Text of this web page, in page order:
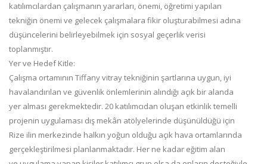
katılımcılardan çalışmanın yararları, önemi, öğretimi yapılan
tekniğin önemi ve gelecek çalışmalara fikir oluşturabilmesi adına
düşüncelerini belirleyebilmek için sosyal geçerlik verisi
toplanmıştır.
Yer ve Hedef Kitle:
Çalışma ortamının Tiffany vitray tekniğinin şartlarına uygun, iyi
havalandırılan ve güvenlik önlemlerinin alındığı açık bir alanda
yer alması gerekmektedir. 20 katılımcıdan oluşan etkinlik temelli
projenin uygulaması dış mekân atölyelerinde düşünüldüğü için
Rize ilin merkezinde halkın yoğun olduğu açık hava ortamlarında
gerçekleştirilmesi planlanmaktadır. Her ne kadar eğitim alan